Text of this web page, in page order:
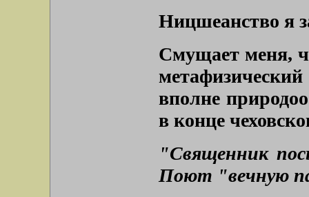
Ницшеанство я
Смущает меня,
метафизический
вполне
в конце
"Священник
Поют "вечную